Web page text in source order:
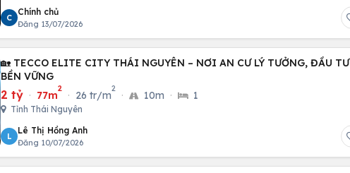
C
Chính chủ
Đăng 13/07/2026
🏡 TECCO ELITE CITY THÁI NGUYÊN – NƠI AN CƯ LÝ TƯỞNG, ĐẦU TƯ
BỀN VỮNG
2 tỷ · 77m
2
· 26 tr/m
2
· 10m · 1
Tỉnh Thái Nguyên
L
Lê Thị Hồng Anh
Đăng 10/07/2026